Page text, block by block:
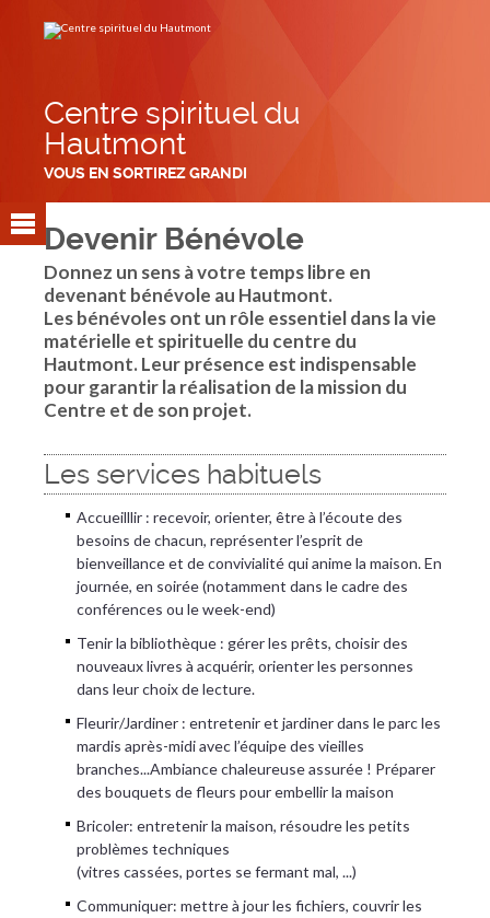
contenu.
Centre spirituel du
Hautmont
VOUS EN SORTIREZ GRANDI
Devenir Bénévole
Donnez un sens à votre temps libre en
devenant bénévole au Hautmont.
Les bénévoles ont un rôle essentiel dans la vie
matérielle et spirituelle du centre du
Hautmont. Leur présence est indispensable
pour garantir la réalisation de la mission du
Centre et de son projet.
Les services habituels
Accueilllir : recevoir, orienter, être à l’écoute des
besoins de chacun, représenter l’esprit de
bienveillance et de convivialité qui anime la maison. En
journée, en soirée (notamment dans le cadre des
conférences ou le week-end)
Tenir la bibliothèque : gérer les prêts, choisir des
nouveaux livres à acquérir, orienter les personnes
dans leur choix de lecture.
Fleurir/Jardiner : entretenir et jardiner dans le parc les
mardis après-midi avec l’équipe des vieilles
branches...Ambiance chaleureuse assurée ! Préparer
des bouquets de fleurs pour embellir la maison
Bricoler: entretenir la maison, résoudre les petits
problèmes techniques
(vitres cassées, portes se fermant mal, ...)
Communiquer: mettre à jour les fichiers, couvrir les